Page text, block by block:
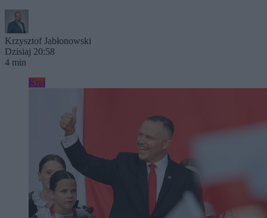
Krzysztof Jabłonowski
Dzisiaj 20:58
4 min
Kraj